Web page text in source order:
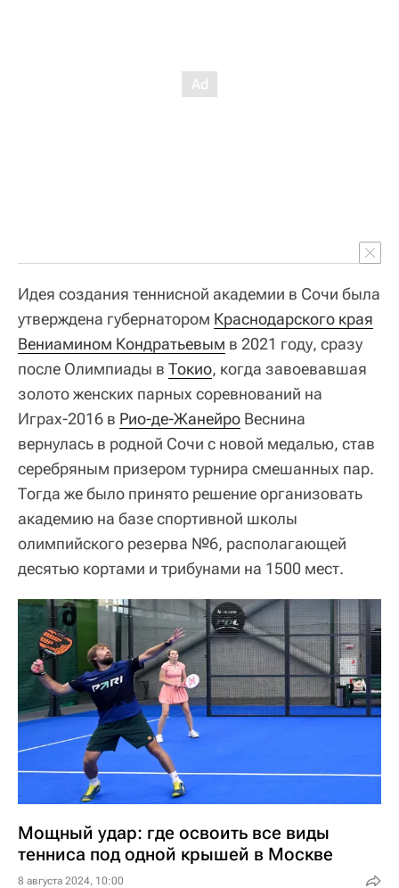
Идея создания теннисной академии в Сочи была
утверждена губернатором Краснодарского края
Вениамином Кондратьевым в 2021 году, сразу
после Олимпиады в Токио, когда завоевавшая
золото женских парных соревнований на
Играх-2016 в Рио-де-Жанейро Веснина
вернулась в родной Сочи с новой медалью, став
серебряным призером турнира смешанных пар.
Тогда же было принято решение организовать
академию на базе спортивной школы
олимпийского резерва №6, располагающей
десятью кортами и трибунами на 1500 мест.
Мощный удар: где освоить все виды
тенниса под одной крышей в Москве
8 августа 2024, 10:00